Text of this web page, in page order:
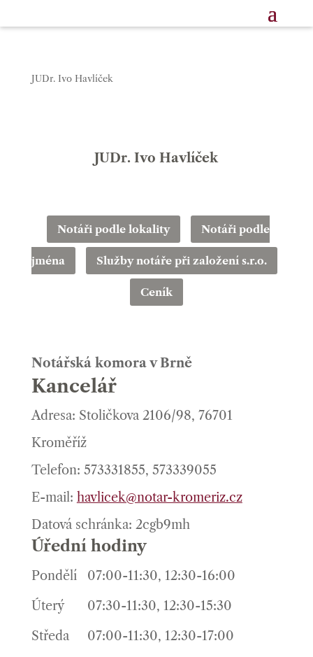
JUDr. Ivo Havlíček
JUDr. Ivo Havlíček
Notáři podle lokality Notáři podle
jména Služby notáře při založení s.r.o.
Ceník
Notářská komora v Brně
Kancelář
Adresa: Stoličkova 2106/98, 76701
Kroměříž
Telefon: 573331855, 573339055
E-mail: havlicek@notar-kromeriz.cz
Datová schránka: 2cgb9mh
Úřední hodiny
Pondělí
07:00-11:30, 12:30-16:00
Úterý
07:30-11:30, 12:30-15:30
Středa
07:00-11:30, 12:30-17:00